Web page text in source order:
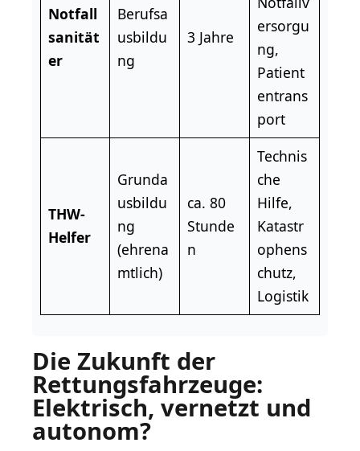
Notfall
sanität
er
Berufsa
usbildu
ng
3 Jahre
ersorgu
ng,
Patient
entrans
port
THW-
Helfer
Grunda
usbildu
ng
(ehrena
mtlich)
ca. 80
Stunde
n
Technis
che
Hilfe,
Katastr
ophens
chutz,
Logistik
Die Zukunft der
Rettungsfahrzeuge:
Elektrisch, vernetzt und
autonom?